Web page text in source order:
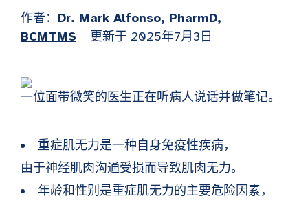
作者： Dr. Mark Alfonso, PharmD,
BCMTMS
更新于 2025年7月3日
重症肌无力是一种自身免疫性疾病，
由于神经肌肉沟通受损而导致肌肉无力。
年龄和性别是重症肌无力的主要危险因素，